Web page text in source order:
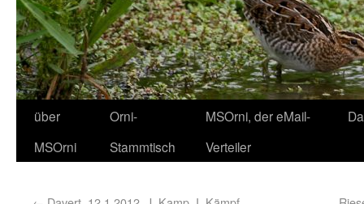
über
MSOrni
Orni-
Stammtisch
MSOrni, der eMail-
Verteiler